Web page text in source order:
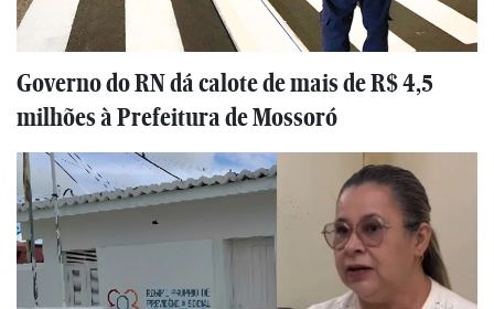
Governo do RN dá calote de mais de R$ 4,5
milhões à Prefeitura de Mossoró